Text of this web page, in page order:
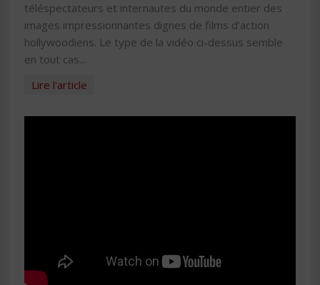
téléspectateurs et internautes du monde entier des
images impressionnantes dignes de films d’action
hollywoodiens. Le type de la vidéo ci-dessus semble
en tout cas...
Lire l'article